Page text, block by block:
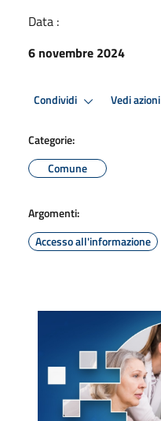
Data :
6 novembre 2024
Condividi Vedi azioni
Categorie:
Comune
Argomenti:
Accesso all'informazione